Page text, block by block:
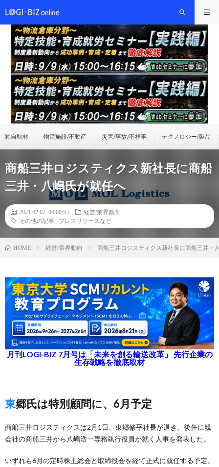
独自取材 物流施設/不動産 災害/事故/不祥事 テクノロジー/製品
商船三井ロジスティクス新社長に商船
三井・八嶋氏が就任へ
2021.02.02 06:00:53
経営/業界動向
その他の記事
プレスリリースなど
HOME 経営/業界動向 商船三井ロジスティクス新社長に商船三井・
月刊LOGI-BIZ 7月号は「未来を創る輸送改革」 先行企業の
生存戦略を徹底取材
東郷氏は特別顧問に、6月予定
商船三井ロジスティクスは2月1日、東郷修平社長が退き、後任に親
会社の商船三井から八嶋浩一専務執行役員が就く人事を発表した。
いずれも6月の定時株主総会と取締役会を経て正式に就任する予定。